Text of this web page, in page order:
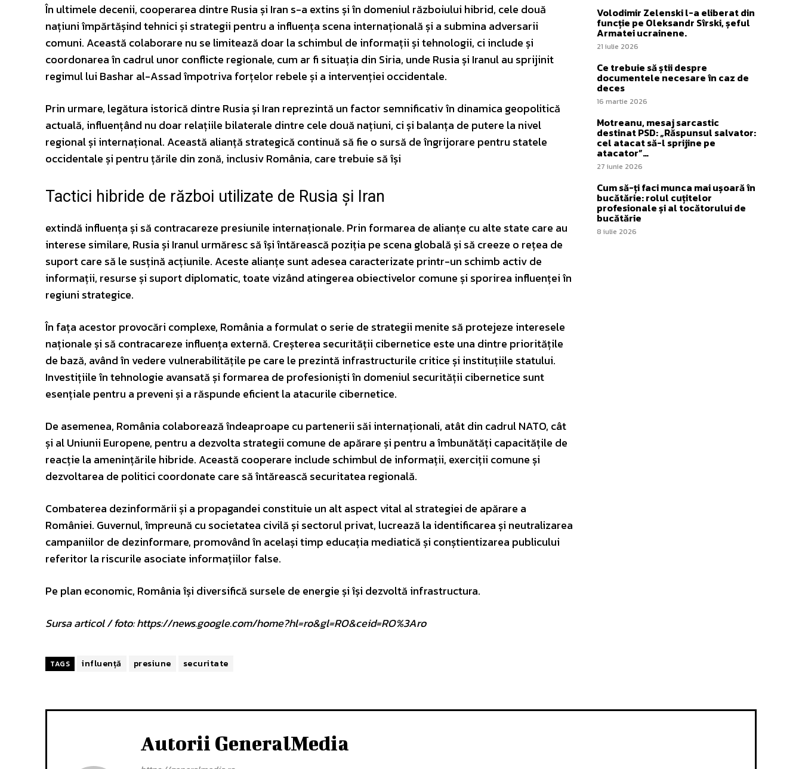
În ultimele decenii, cooperarea dintre Rusia și Iran s-a extins și în domeniul războiului hibrid, cele două
națiuni împărtășind tehnici și strategii pentru a influența scena internațională și a submina adversarii
comuni. Această colaborare nu se limitează doar la schimbul de informații și tehnologii, ci include și
coordonarea în cadrul unor conflicte regionale, cum ar fi situația din Siria, unde Rusia și Iranul au sprijinit
regimul lui Bashar al-Assad împotriva forțelor rebele și a intervenției occidentale.
Prin urmare, legătura istorică dintre Rusia și Iran reprezintă un factor semnificativ în dinamica geopolitică
actuală, influențând nu doar relațiile bilaterale dintre cele două națiuni, ci și balanța de putere la nivel
regional și internațional. Această alianță strategică continuă să fie o sursă de îngrijorare pentru statele
occidentale și pentru țările din zonă, inclusiv România, care trebuie să își
Tactici hibride de război utilizate de Rusia și Iran
extindă influența și să contracareze presiunile internaționale. Prin formarea de alianțe cu alte state care au
interese similare, Rusia și Iranul urmăresc să își întărească poziția pe scena globală și să creeze o rețea de
suport care să le susțină acțiunile. Aceste alianțe sunt adesea caracterizate printr-un schimb activ de
informații, resurse și suport diplomatic, toate vizând atingerea obiectivelor comune și sporirea influenței în
regiuni strategice.
În fața acestor provocări complexe, România a formulat o serie de strategii menite să protejeze interesele
naționale și să contracareze influența externă. Creșterea securității cibernetice este una dintre prioritățile
de bază, având în vedere vulnerabilitățile pe care le prezintă infrastructurile critice și instituțiile statului.
Investițiile în tehnologie avansată și formarea de profesioniști în domeniul securității cibernetice sunt
esențiale pentru a preveni și a răspunde eficient la atacurile cibernetice.
De asemenea, România colaborează îndeaproape cu partenerii săi internaționali, atât din cadrul NATO, cât
și al Uniunii Europene, pentru a dezvolta strategii comune de apărare și pentru a îmbunătăți capacitățile de
reacție la amenințările hibride. Această cooperare include schimbul de informații, exerciții comune și
dezvoltarea de politici coordonate care să întărească securitatea regională.
Combaterea dezinformării și a propagandei constituie un alt aspect vital al strategiei de apărare a
României. Guvernul, împreună cu societatea civilă și sectorul privat, lucrează la identificarea și neutralizarea
campaniilor de dezinformare, promovând în același timp educația mediatică și conștientizarea publicului
referitor la riscurile asociate informațiilor false.
Pe plan economic, România își diversifică sursele de energie și își dezvoltă infrastructura.
Sursa articol / foto: https://news.google.com/home?hl=ro&gl=RO&ceid=RO%3Aro
TAGS influență presiune securitate
Volodimir Zelenski l-a eliberat din
funcție pe Oleksandr Sîrski, șeful
Armatei ucrainene.
21 iulie 2026
Ce trebuie să știi despre
documentele necesare în caz de
deces
16 martie 2026
Motreanu, mesaj sarcastic
destinat PSD: „Răspunsul salvator:
cel atacat să-l sprijine pe
atacator”…
27 iunie 2026
Cum să-ți faci munca mai ușoară în
bucătărie: rolul cuțitelor
profesionale și al tocătorului de
bucătărie
8 iulie 2026
Autorii GeneralMedia